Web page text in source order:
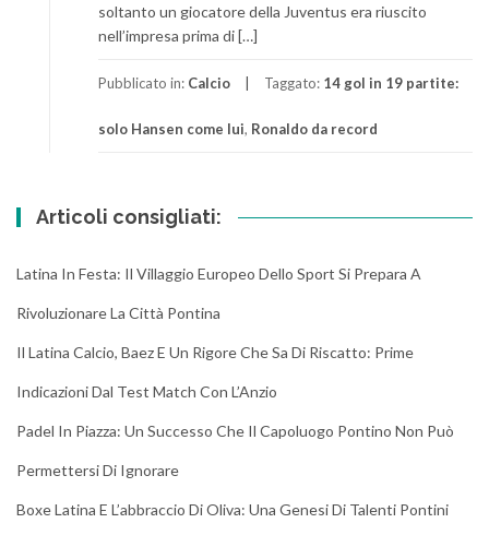
soltanto un giocatore della Juventus era riuscito
nell’impresa prima di […]
Pubblicato in: Calcio Taggato: 14 gol in 19 partite:
solo Hansen come lui, Ronaldo da record
Articoli consigliati:
Latina In Festa: Il Villaggio Europeo Dello Sport Si Prepara A
Rivoluzionare La Città Pontina
Il Latina Calcio, Baez E Un Rigore Che Sa Di Riscatto: Prime
Indicazioni Dal Test Match Con L’Anzio
Padel In Piazza: Un Successo Che Il Capoluogo Pontino Non Può
Permettersi Di Ignorare
Boxe Latina E L’abbraccio Di Oliva: Una Genesi Di Talenti Pontini